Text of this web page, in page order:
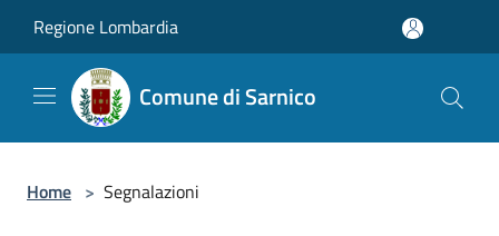
Regione Lombardia
Comune di Sarnico
Home > Segnalazioni